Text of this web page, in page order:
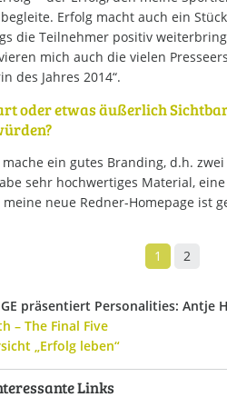
Erfolg macht auch ein
die Teilnehmer positiv
mich auch die vielen
des Jahres 2014“.
oder etwas äußerlich
ein gutes Branding, d.h.
sehr hochwertiges Material,
neue Redner-Homepage ist
1 2
präsentiert Personalities: Antje
– The Final Five
„Erfolg leben“
Links